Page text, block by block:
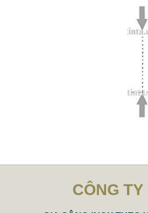
CÔNG